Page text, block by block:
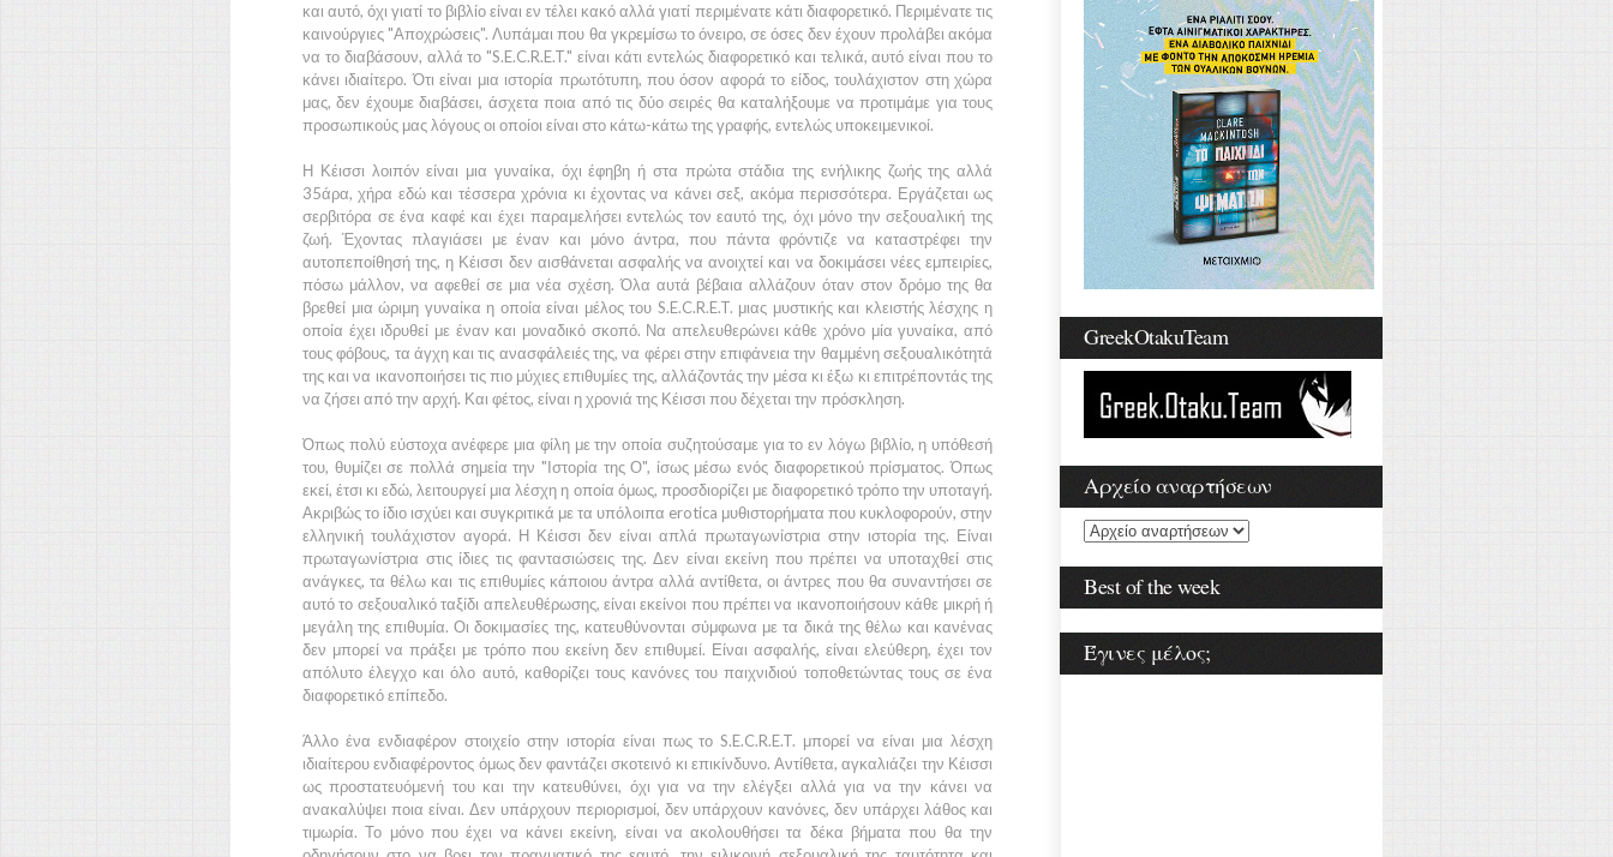
και αυτό, όχι γιατί το βιβλίο είναι εν τέλει κακό αλλά γιατί περιμένατε κάτι διαφορετικό. Περιμένατε τις
καινούργιες "Αποχρώσεις". Λυπάμαι που θα γκρεμίσω το όνειρο, σε όσες δεν έχουν προλάβει ακόμα
να το διαβάσουν, αλλά το "S.E.C.R.E.T." είναι κάτι εντελώς διαφορετικό και τελικά, αυτό είναι που το
κάνει ιδιαίτερο. Ότι είναι μια ιστορία πρωτότυπη, που όσον αφορά το είδος, τουλάχιστον στη χώρα
μας, δεν έχουμε διαβάσει, άσχετα ποια από τις δύο σειρές θα καταλήξουμε να προτιμάμε για τους
προσωπικούς μας λόγους οι οποίοι είναι στο κάτω-κάτω της γραφής, εντελώς υποκειμενικοί.
Η Κέισσι λοιπόν είναι μια γυναίκα, όχι έφηβη ή στα πρώτα στάδια της ενήλικης ζωής της αλλά
35άρα,χήρα εδώ και τέσσερα χρόνια κι έχοντας να κάνει σεξ, ακόμα περισσότερα. Εργάζεται ως
σερβιτόρα σε ένα καφέ και έχει παραμελήσει εντελώς τον εαυτό της, όχι μόνο την σεξουαλική της
ζωή. Έχοντας πλαγιάσει με έναν και μόνο άντρα, που πάντα φρόντιζε να καταστρέφει την
αυτοπεποίθησή της, η Κέισσι δεν αισθάνεται ασφαλής να ανοιχτεί και να δοκιμάσει νέες εμπειρίες,
πόσω μάλλον, να αφεθεί σε μια νέα σχέση. Όλα αυτά βέβαια αλλάζουν όταν στον δρόμο της θα
βρεθεί μια ώριμη γυναίκα η οποία είναι μέλος του S.E.C.R.E.T. μιας μυστικής και κλειστής λέσχης η
οποία έχει ιδρυθεί με έναν και μοναδικό σκοπό. Να απελευθερώνει κάθε χρόνο μία γυναίκα, από
τους φόβους, τα άγχη και τις ανασφάλειές της, να φέρει στην επιφάνεια την θαμμένη σεξουαλικότητά
της και να ικανοποιήσει τις πιο μύχιες επιθυμίες της, αλλάζοντάς την μέσα κι έξω κι επιτρέποντάς της
να ζήσει από την αρχή. Και φέτος, είναι η χρονιά της Κέισσι που δέχεται την πρόσκληση.
Όπως πολύ εύστοχα ανέφερε μια φίλη με την οποία συζητούσαμε για το εν λόγω βιβλίο, η υπόθεσή
του, θυμίζει σε πολλά σημεία την "Ιστορία της Ο", ίσως μέσω ενός διαφορετικού πρίσματος. Όπως
εκεί, έτσι κι εδώ, λειτουργεί μια λέσχη η οποία όμως, προσδιορίζει με διαφορετικό τρόπο την υποταγή.
Ακριβώς το ίδιο ισχύει και συγκριτικά με τα υπόλοιπα erotica μυθιστορήματα που κυκλοφορούν, στην
ελληνική τουλάχιστον αγορά. Η Κέισσι δεν είναι απλά πρωταγωνίστρια στην ιστορία της. Είναι
πρωταγωνίστρια στις ίδιες τις φαντασιώσεις της. Δεν είναι εκείνη που πρέπει να υποταχθεί στις
ανάγκες, τα θέλω και τις επιθυμίες κάποιου άντρα αλλά αντίθετα, οι άντρες που θα συναντήσει σε
αυτό το σεξουαλικό ταξίδι απελευθέρωσης, είναι εκείνοι που πρέπει να ικανοποιήσουν κάθε μικρή ή
μεγάλη της επιθυμία. Οι δοκιμασίες της, κατευθύνονται σύμφωνα με τα δικά της θέλω και κανένας
δεν μπορεί να πράξει με τρόπο που εκείνη δεν επιθυμεί. Είναι ασφαλής, είναι ελεύθερη, έχει τον
απόλυτο έλεγχο και όλο αυτό, καθορίζει τους κανόνες του παιχνιδιού τοποθετώντας τους σε ένα
διαφορετικό επίπεδο.
Άλλο ένα ενδιαφέρον στοιχείο στην ιστορία είναι πως το S.E.C.R.E.T. μπορεί να είναι μια λέσχη
ιδιαίτερου ενδιαφέροντος όμως δεν φαντάζει σκοτεινό κι επικίνδυνο. Αντίθετα, αγκαλιάζει την Κέισσι
ως προστατευόμενή του και την κατευθύνει, όχι για να την ελέγξει αλλά για να την κάνει να
ανακαλύψει ποια είναι. Δεν υπάρχουν περιορισμοί, δεν υπάρχουν κανόνες, δεν υπάρχει λάθος και
τιμωρία. Το μόνο που έχει να κάνει εκείνη, είναι να ακολουθήσει τα δέκα βήματα που θα την
GreekOtakuTeam
Αρχείο αναρτήσεων
Best of the week
Έγινες μέλος;